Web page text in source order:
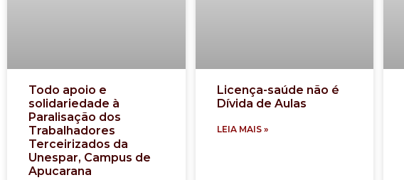
Todo apoio e
solidariedade à
Paralisação dos
Trabalhadores
Terceirizados da
Unespar, Campus de
Apucarana
Licença-saúde não é
Dívida de Aulas
LEIA MAIS »